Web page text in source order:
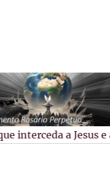
PR
interceda a